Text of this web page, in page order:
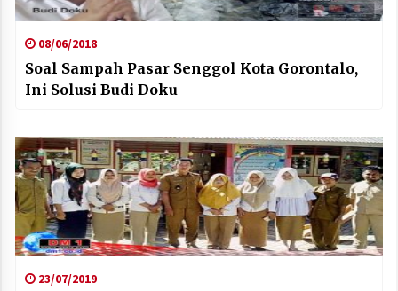
08/06/2018
Soal Sampah Pasar Senggol Kota Gorontalo,
Ini Solusi Budi Doku
23/07/2019